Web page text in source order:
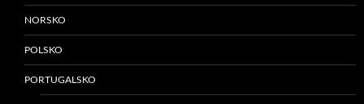
NORSKO
POLSKO
PORTUGALSKO